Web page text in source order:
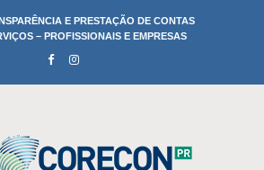
E PRESTAÇÃO DE CONTAS
– PROFISSIONAIS E EMPRESAS